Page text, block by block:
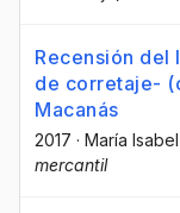
Recensión del
de corretaje-
Macanás
2017 · María
mercantil